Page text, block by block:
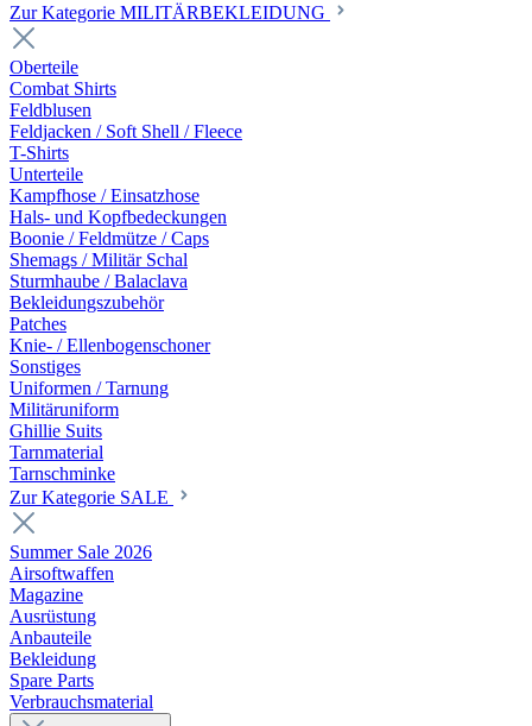
Zur Kategorie MILITÄRBEKLEIDUNG
Oberteile
Combat Shirts
Feldblusen
Feldjacken / Soft Shell / Fleece
T-Shirts
Unterteile
Kampfhose / Einsatzhose
Hals- und Kopfbedeckungen
Boonie / Feldmütze / Caps
Shemags / Militär Schal
Sturmhaube / Balaclava
Bekleidungszubehör
Patches
Knie- / Ellenbogenschoner
Sonstiges
Uniformen / Tarnung
Militäruniform
Ghillie Suits
Tarnmaterial
Tarnschminke
Zur Kategorie SALE
Summer Sale 2026
Airsoftwaffen
Magazine
Ausrüstung
Anbauteile
Bekleidung
Spare Parts
Verbrauchsmaterial